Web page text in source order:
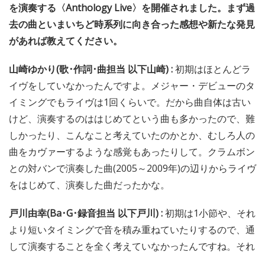
を演奏する〈Anthology Live〉を開催されました。まず過
去の曲といまいちど時系列に向き合った感想や新たな発見
があれば教えてください。
山崎ゆかり(歌･作詞･曲担当 以下山崎) :初期はほとんどラ
イヴをしていなかったんですよ。メジャー・デビューのタ
イミングでもライヴは1回くらいで。だから曲自体は古い
けど、演奏するのははじめてという曲も多かったので、難
しかったり、こんなこと考えていたのかとか、むしろ人の
曲をカヴァーするような感覚もあったりして。クラムボン
との対バンで演奏した曲(2005～2009年)の辺りからライヴ
をはじめて、演奏した曲だったかな。
戸川由幸(Ba･G･録音担当 以下戸川) :初期は1小節や、それ
より短いタイミングで音を積み重ねていたりするので、通
して演奏することを全く考えていなかったんですね。それ